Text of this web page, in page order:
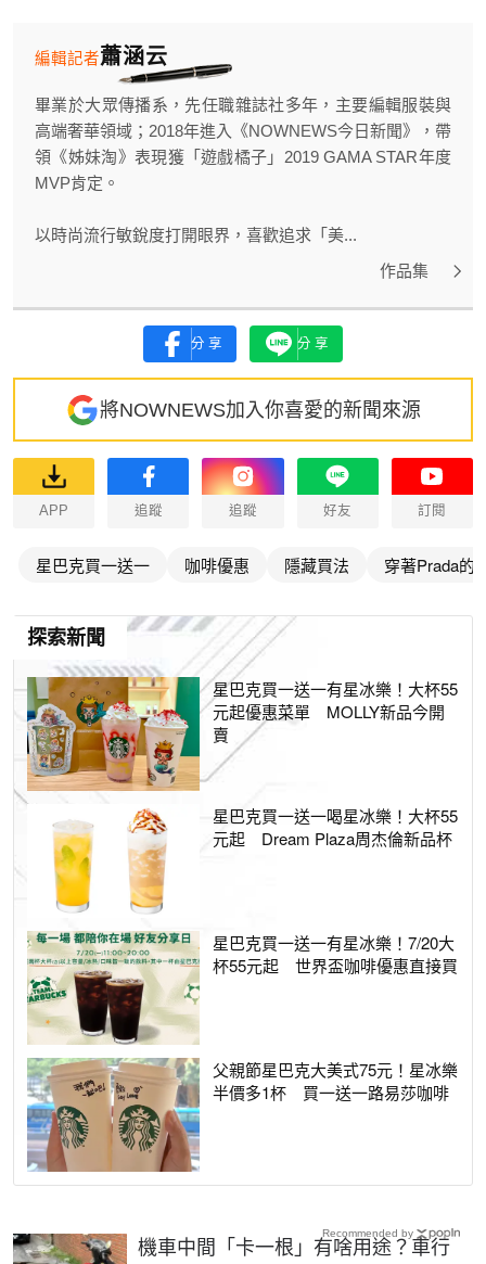
蕭涵云
編輯記者
畢業於大眾傳播系，先任職雜誌社多年，主要編輯服裝與
高端奢華領域；2018年進入《NOWNEWS今日新聞》，帶
領《姊妹淘》表現獲「遊戲橘子」2019 GAMA STAR年度
MVP肯定。
以時尚流行敏銳度打開眼界，喜歡追求「美...
作品集
分享 分享
將NOWNEWS加入你喜愛的新聞來源
APP 追蹤 追蹤 好友 訂閱
星巴克買一送一 咖啡優惠 隱藏買法 穿著Prada的
探索新聞
星巴克買一送一有星冰樂！大杯55
元起優惠菜單 MOLLY新品今開
賣
星巴克買一送一喝星冰樂！大杯55
元起 Dream Plaza周杰倫新品杯
星巴克買一送一有星冰樂！7/20大
杯55元起 世界盃咖啡優惠直接買
父親節星巴克大美式75元！星冰樂
半價多1杯 買一送一路易莎咖啡
機車中間「卡一根」有啥用途？車行
Recommended by